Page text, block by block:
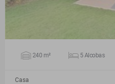
240 m² 5 Alcobas
Casa